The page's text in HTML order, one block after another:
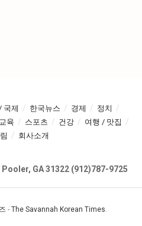
국제 한국뉴스 경제
정치
교육 스포츠 건강
여행 / 맛집
회사소개
GA 31322 (912)787-9725
- The Savannah Korean Times